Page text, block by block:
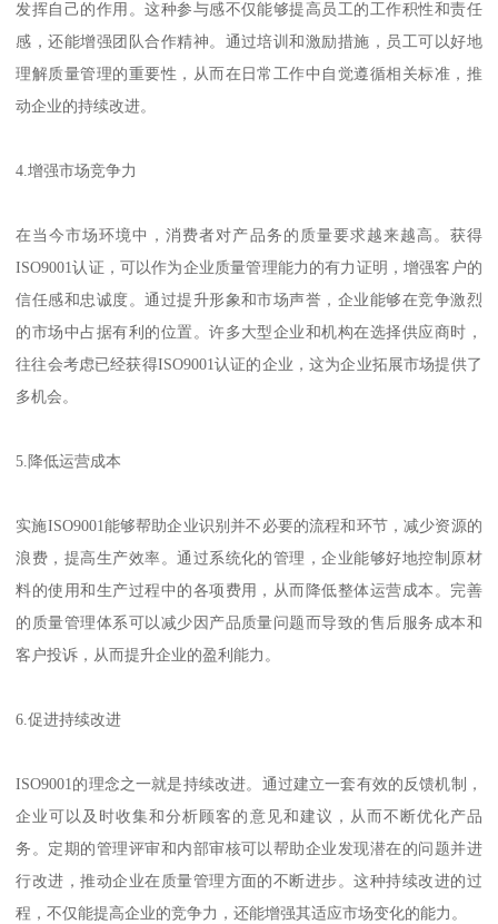
发挥自己的作用。这种参与感不仅能够提高员工的工作积性和责任
感，还能增强团队合作精神。通过培训和激励措施，员工可以好地
理解质量管理的重要性，从而在日常工作中自觉遵循相关标准，推
动企业的持续改进。
4.增强市场竞争力
在当今市场环境中，消费者对产品务的质量要求越来越高。获得
ISO9001认证，可以作为企业质量管理能力的有力证明，增强客户的
信任感和忠诚度。通过提升形象和市场声誉，企业能够在竞争激烈
的市场中占据有利的位置。许多大型企业和机构在选择供应商时，
往往会考虑已经获得ISO9001认证的企业，这为企业拓展市场提供了
多机会。
5.降低运营成本
实施ISO9001能够帮助企业识别并不必要的流程和环节，减少资源的
浪费，提高生产效率。通过系统化的管理，企业能够好地控制原材
料的使用和生产过程中的各项费用，从而降低整体运营成本。完善
的质量管理体系可以减少因产品质量问题而导致的售后服务成本和
客户投诉，从而提升企业的盈利能力。
6.促进持续改进
ISO9001的理念之一就是持续改进。通过建立一套有效的反馈机制，
企业可以及时收集和分析顾客的意见和建议，从而不断优化产品
务。定期的管理评审和内部审核可以帮助企业发现潜在的问题并进
行改进，推动企业在质量管理方面的不断进步。这种持续改进的过
程，不仅能提高企业的竞争力，还能增强其适应市场变化的能力。